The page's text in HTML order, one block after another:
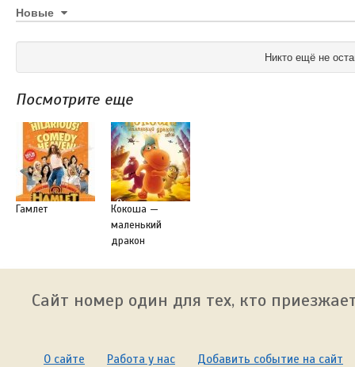
Новые
Никто ещё не
Посмотрите еще
Гамлет
Кокоша —
маленький
дракон
Сайт номер один для тех, кто
О сайте Работа у нас Добавить событие на сайт